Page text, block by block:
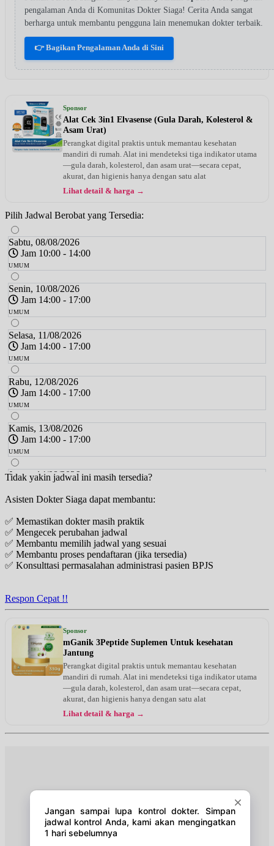
pengalaman Anda di Komunitas Dokter Siaga! Cerita Anda sangat
berharga untuk membantu pengguna lain menemukan dokter terbaik.
👉 Bagikan Pengalaman Anda di Sini
Sponsor
Alat Cek 3in1 Elvasense (Gula Darah, Kolesterol &
Asam Urat)
Perangkat digital praktis untuk memantau kesehatan
mandiri di rumah. Alat ini mendeteksi tiga indikator utama
—gula darah, kolesterol, dan asam urat—secara cepat,
akurat, dan higienis hanya dengan satu alat
Lihat detail & harga →
Pilih Jadwal Berobat yang Tersedia:
Sabtu, 08/08/2026
Jam 10:00 - 14:00
UMUM
Senin, 10/08/2026
Jam 14:00 - 17:00
UMUM
Selasa, 11/08/2026
Jam 14:00 - 17:00
UMUM
Rabu, 12/08/2026
Jam 14:00 - 17:00
UMUM
Kamis, 13/08/2026
Jam 14:00 - 17:00
UMUM
Jumat, 14/08/2026
Jam 14:00 - 17:00
UMUM
Sabtu, 15/08/2026
Jam 10:00 - 14:00
UMUM
Senin, 17/08/2026
Jam 14:00 - 17:00
UMUM
Rabu, 19/08/2026
Jam 14:00 - 17:00
Jam 14:00 - 17:00
Jam 10:00 - 14:00
Tidak yakin jadwal ini masih tersedia?
Asisten Dokter Siaga dapat membantu:
✅ Memastikan dokter masih praktik
✅ Mengecek perubahan jadwal
✅ Membantu memilih jadwal yang sesuai
✅ Membantu proses pendaftaran (jika tersedia)
✅ Konsulttasi permasalahan administrasi pasien BPJS
Respon Cepat !!
Sponsor
mGanik 3Peptide Suplemen Untuk kesehatan
Jantung
Perangkat digital praktis untuk memantau kesehatan
mandiri di rumah. Alat ini mendeteksi tiga indikator utama
—gula darah, kolesterol, dan asam urat—secara cepat,
akurat, dan higienis hanya dengan satu alat
Lihat detail & harga →